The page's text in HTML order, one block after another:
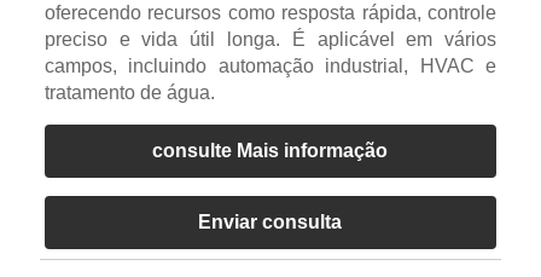
oferecendo recursos como resposta rápida, controle
preciso e vida útil longa. É aplicável em vários
campos, incluindo automação industrial, HVAC e
tratamento de água.
consulte Mais informação
Enviar consulta